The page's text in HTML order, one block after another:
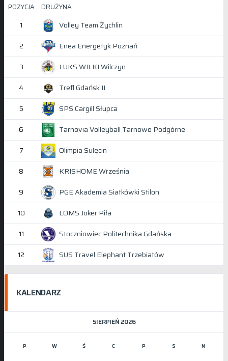
POZYCJA
DRUŻYNA
1
Volley Team Żychlin
2 Enea Energetyk Poznań
3 LUKS WILKI Wilczyn
4 Trefl Gdańsk II
5 SPS Cargill Słupca
6 Tarnovia Volleyball Tarnowo Podgórne
7 Olimpia Sulęcin
8 KRISHOME Września
9 PGE Akademia Siatkówki Stilon
10 LOMS Joker Piła
11 Stoczniowiec Politechnika Gdańska
12 SUS Travel Elephant Trzebiatów
KALENDARZ
SIERPIEŃ 2026
P W Ś C P S N